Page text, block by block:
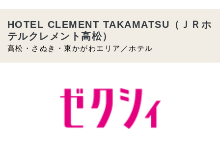
高松・さぬき・東かがわエリア／ホテル
HOTEL CLEMENT TAKAMATSU（ＪＲホ
テルクレメント高松）